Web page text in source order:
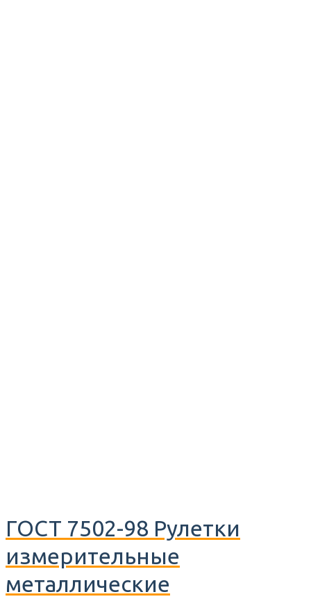
ГОСТ 7502-98 Рулетки
измерительные
металлические